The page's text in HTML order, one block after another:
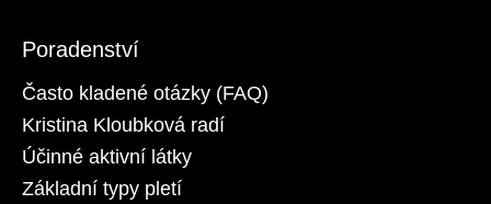
Poradenství
Často kladené otázky (FAQ)
Kristina Kloubková radí
Účinné aktivní látky
Základní typy pletí